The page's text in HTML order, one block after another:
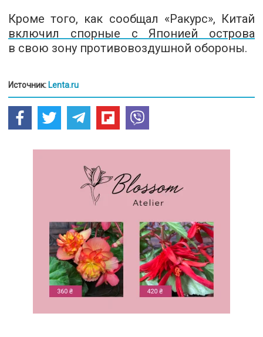
Кроме того, как сообщал «Ракурс», Китай
включил спорные с Японией острова
в свою зону противовоздушной обороны.
Источник: Lenta.ru